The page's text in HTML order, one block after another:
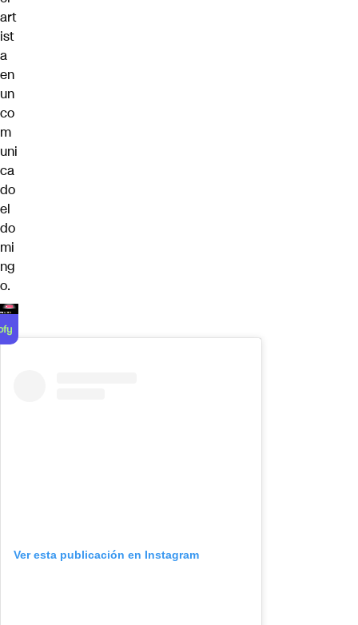
art
ist
a
en
un
co
m
uni
ca
do
el
do
mi
ng
o.
Ver esta publicación en Instagram